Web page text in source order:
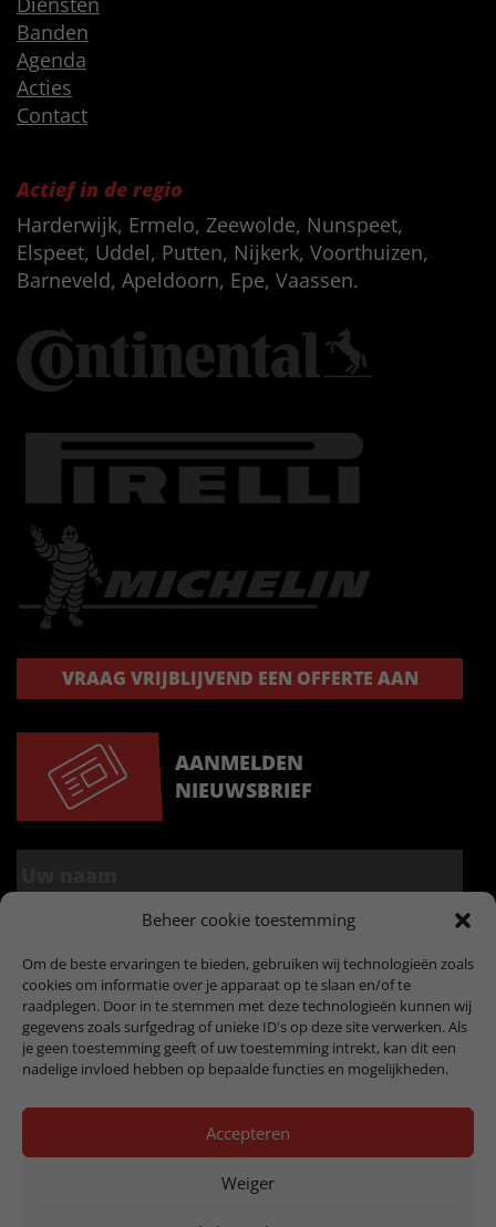
Beheer cookie toestemming
Om de beste ervaringen te bieden, gebruiken wij technologieën zoals
cookies om informatie over je apparaat op te slaan en/of te
raadplegen. Door in te stemmen met deze technologieën kunnen wij
gegevens zoals surfgedrag of unieke ID's op deze site verwerken. Als
je geen toestemming geeft of uw toestemming intrekt, kan dit een
nadelige invloed hebben op bepaalde functies en mogelijkheden.
Accepteren
Weiger
Banden
Agenda
Acties
Contact
Actief in de regio
Harderwijk, Ermelo, Zeewolde, Nunspeet,
Elspeet, Uddel, Putten, Nijkerk, Voorthuizen,
Barneveld, Apeldoorn, Epe, Vaassen.
VRAAG VRIJBLIJVEND EEN OFFERTE AAN
AANMELDEN
NIEUWSBRIEF
Copyright © 2019
Algemene voorwaarden - VACO